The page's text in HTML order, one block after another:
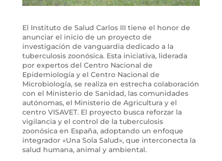
El Instituto de Salud Carlos III tiene el honor de
anunciar el inicio de un proyecto de
investigación de vanguardia dedicado a la
tuberculosis zoonósica. Esta iniciativa, liderada
por expertos del Centro Nacional de
Epidemiología y el Centro Nacional de
Microbiología, se realiza en estrecha colaboración
con el Ministerio de Sanidad, las comunidades
autónomas, el Ministerio de Agricultura y el
centro VISAVET. El proyecto busca reforzar la
vigilancia y el control de la tuberculosis
zoonósica en España, adoptando un enfoque
integrador «Una Sola Salud», que interconecta la
salud humana, animal y ambiental.